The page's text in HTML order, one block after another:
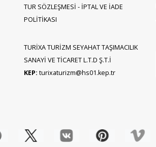
TUR SÖZLEŞMESİ - İPTAL VE İADE
POLİTİKASI
TURİXA TURİZM SEYAHAT TAŞIMACILIK
SANAYİ VE TİCARET L.T.D Ş.T.İ
KEP: turixaturizm@hs01.kep.tr